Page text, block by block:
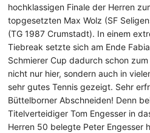
hochklassigen Finale der Herren
topgesetzten Max Wolz (SF
(TG 1987 Crumstadt). In einem
Tiebreak setzte sich am Ende
Schmierer Cup dadurch schon
nicht nur hier, sondern auch in
sehr gutes Tennis gezeigt. Sehr
Büttelborner Abschneiden! Denn
Titelverteidiger Tom Engesser in
Herren 50 belegte Peter Engesser